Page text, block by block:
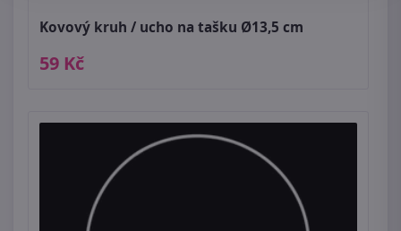
Kovový kruh / ucho na tašku Ø13,5 cm
59 Kč